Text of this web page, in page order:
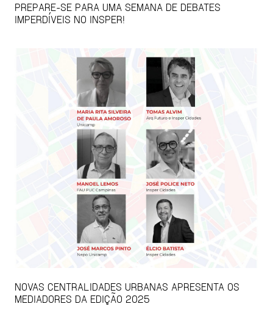
PREPARE-SE PARA UMA SEMANA DE DEBATES
IMPERDÍVEIS NO INSPER!
NOVAS CENTRALIDADES URBANAS APRESENTA OS
MEDIADORES DA EDIÇÃO 2025